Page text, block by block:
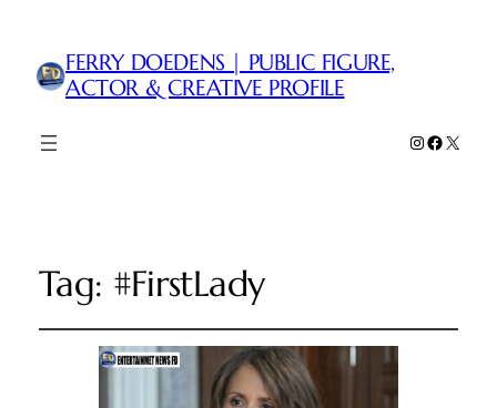
FERRY DOEDENS | PUBLIC FIGURE,
ACTOR & CREATIVE PROFILE
Instagram
Facebook
X
Tag: #FirstLady